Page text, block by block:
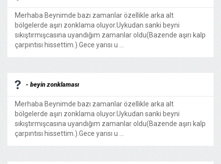
Merhaba Beynimde bazı zamanlar özellikle arka alt
bölgelerde aşırı zonklama oluyor.Uykudan sanki beyni
sıkıştırmışcasına uyandığım zamanlar oldu(Bazende aşırı kalp
çarpıntısı hissettim.).Gece yarısı u ...
- beyin zonklaması
Merhaba Beynimde bazı zamanlar özellikle arka alt
bölgelerde aşırı zonklama oluyor.Uykudan sanki beyni
sıkıştırmışcasına uyandığım zamanlar oldu(Bazende aşırı kalp
çarpıntısı hissettim.).Gece yarısı u ...